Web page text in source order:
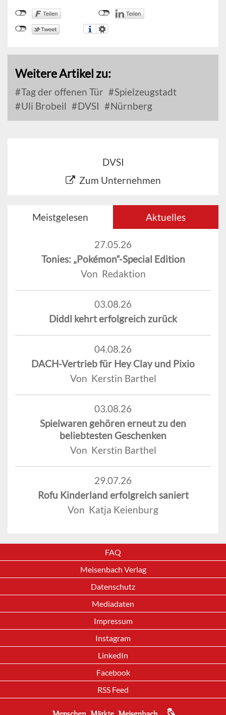
Weitere Artikel zu:
Tag der offenen Tür
Spielzeugstadt
Uli Brobeil
DVSI Nürnberg
DVSI
Zum Unternehmen
Meistgelesen Aktuelles
27.05.26
Tonies: „Pokémon“-Special Edition
Von Redaktion
03.08.26
Diddl kehrt erfolgreich zurück
04.08.26
DACH-Vertrieb für Hey Clay und Pixio
Von Kerstin Barthel
03.08.26
Spielwaren gehören erneut zu den
beliebtesten Geschenken
Von Kerstin Barthel
29.07.26
Rofu Kinderland erfolgreich saniert
Von Katja Keienburg
FAQ
Meisenbach Verlag
Datenschutz
Mediadaten
Impressum
Instagram
LinkedIn
Facebook
RSS Feed